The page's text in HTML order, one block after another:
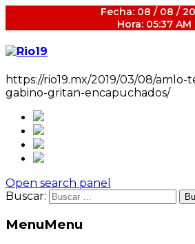
Fecha: 08 / 08 /
Hora: 05:37 AM
https://rio19.mx/2019/03/08/
gabino-gritan-encapuchados/
Open search panel
Buscar:
MenuMenu